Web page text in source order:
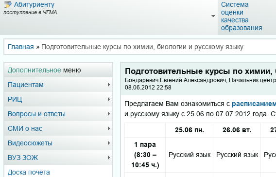
Абитуриенту
поступление в ЧГМА
Система
оценки
качества
образования
Главная » Подготовительные курсы по химии, биологии и русскому языку
Дополнительное меню
Пациентам
РИЦ
Вопросы и ответы
СМИ о нас
Видеосюжеты
ВУЗ ЗОЖ
Доска почёта
Подготовительные курсы по
Бондаревич Евгений Александрович, Начальник
08.06.2012 22:58
Предлагаем Вам ознакомиться с
и русскому языку с 25.06 по 07.07.2012 года.
25.06 пн. 26.06 вт.
1 пара
(8:30 –
10:45 ч.)
Русский язык Русский язык